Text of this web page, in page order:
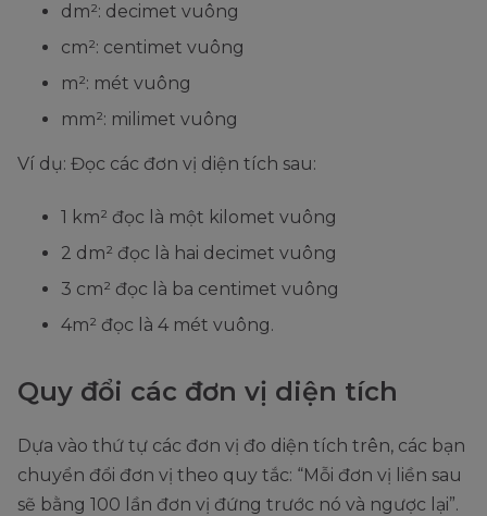
dm²: decimet vuông
cm²: centimet vuông
m²: mét vuông
mm²: milimet vuông
Ví dụ: Đọc các đơn vị diện tích sau:
1 km² đọc là một kilomet vuông
2 dm² đọc là hai decimet vuông
3 cm² đọc là ba centimet vuông
4m² đọc là 4 mét vuông.
Quy đổi các đơn vị diện tích
Dựa vào thứ tự các đơn vị đo diện tích trên, các bạn
chuyển đổi đơn vị theo quy tắc: “Mỗi đơn vị liền sau
sẽ bằng 100 lần đơn vị đứng trước nó và ngược lại”.